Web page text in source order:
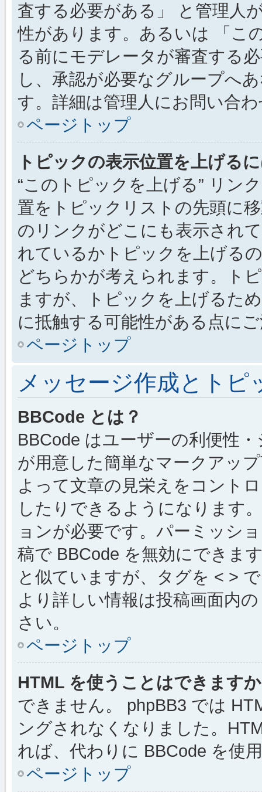
査する必要がある」 と管理人
性があります。あるいは 「こ
る前にモデレータが審査する
し、承認が必要なグループへ
す。詳細は管理人にお問い合
ページトップ
トピックの表示位置を上げる
“このトピックを上げる” リン
置をトピックリストの先頭に
のリンクがどこにも表示され
れているかトピックを上げる
どちらかが考えられます。ト
ますが、トピックを上げるた
に抵触する可能性がある点に
ページトップ
メッセージ作成とトピ
BBCode とは？
BBCode はユーザーの利便性
が用意した簡単なマークアッ
よって文章の見栄えをコント
したりできるようになります
ョンが必要です。パーミッシ
稿で BBCode を無効にできま
と似ていますが、タグを < >
より詳しい情報は投稿画面内
さい。
ページトップ
HTML を使うことはできます
できません。 phpBB3 では
ングされなくなりました。
れば、代わりに BBCode を使
ページトップ